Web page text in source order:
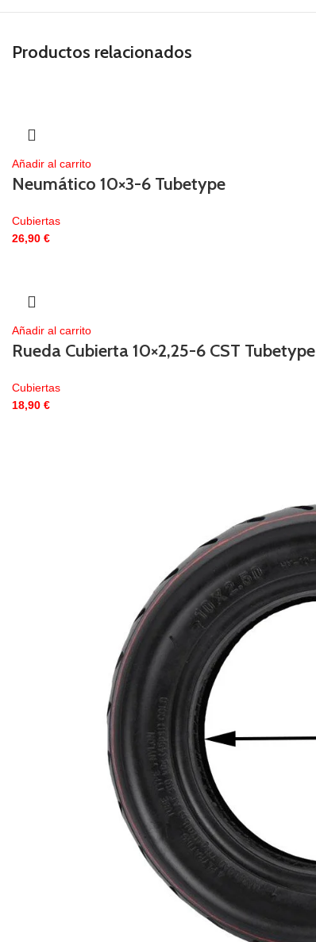
Productos relacionados
Añadir al carrito
Neumático 10×3-6 Tubetype
Cubiertas
26,90 €
Añadir al carrito
Rueda Cubierta 10×2,25-6 CST Tubetype
Cubiertas
18,90 €